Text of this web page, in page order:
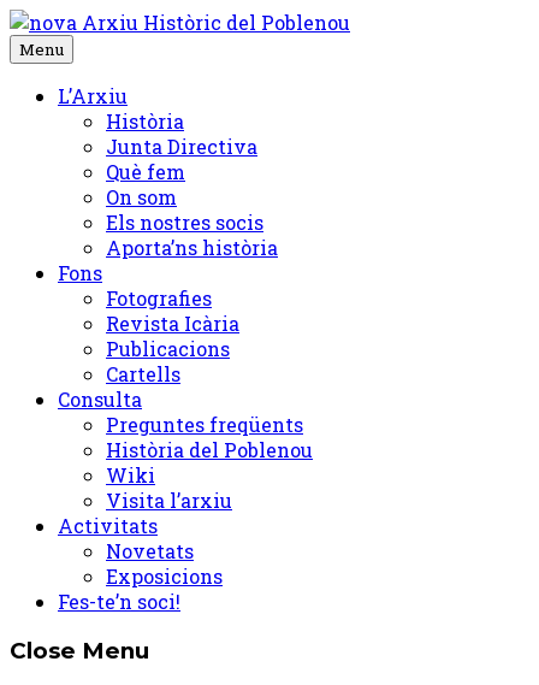
Skip
to
content
Menu
L’Arxiu
Història
Junta Directiva
Què fem
On som
Els nostres socis
Aporta’ns història
Fons
Fotografies
Revista Icària
Publicacions
Cartells
Consulta
Preguntes freqüents
Història del Poblenou
Wiki
Visita l’arxiu
Activitats
Novetats
Exposicions
Fes-te’n soci!
Close Menu